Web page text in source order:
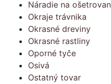
Náradie na
Okraje trávnika
Okrasné dreviny
Okrasné rastliny
Oporné tyče
Osivá
Ostatný tovar